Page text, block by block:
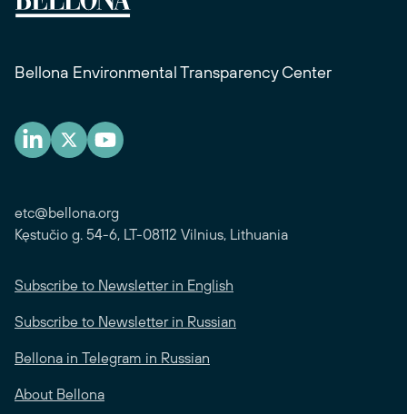
Bellona Environmental Transparency Center
etc@bellona.org
Kęstučio g. 54-6, LT-08112 Vilnius, Lithuania
Subscribe to Newsletter in English
Subscribe to Newsletter in Russian
Bellona in Telegram in Russian
About Bellona